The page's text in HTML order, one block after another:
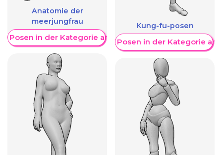
Anatomie der
meerjungfrau
Posen in der Kategorie anzeigen
Kung-fu-posen
Weitere Posen in der Kategorie